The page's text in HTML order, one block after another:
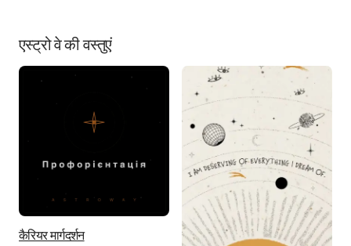
एस्ट्रो वे की वस्तुएं
कैरियर मार्गदर्शन